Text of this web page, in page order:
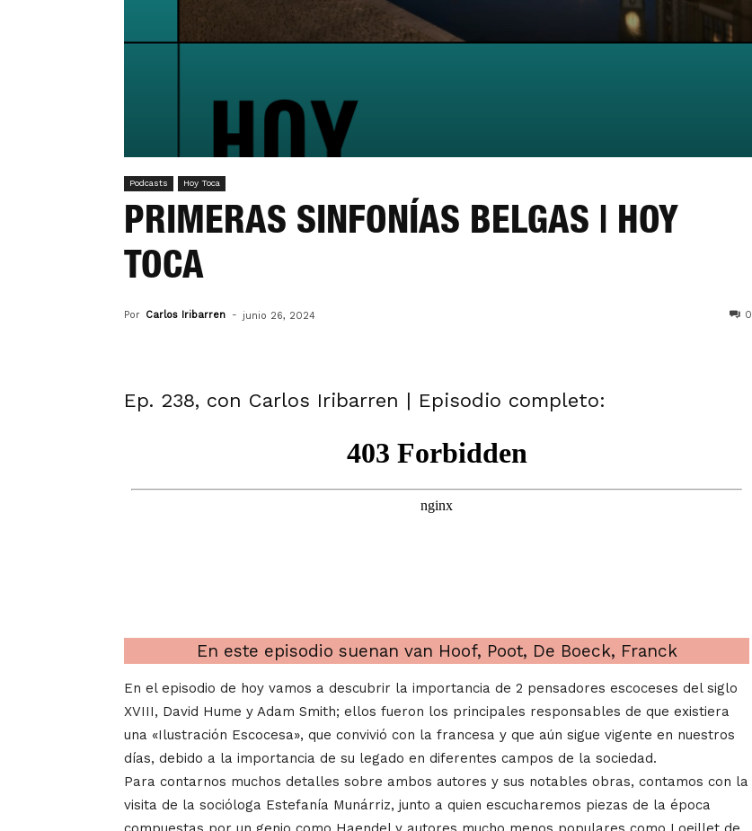
Podcasts Hoy Toca
PRIMERAS SINFONÍAS BELGAS | HOY
TOCA
Por Carlos Iribarren - junio 26, 2024 0
Ep. 238, con Carlos Iribarren | Episodio completo:
En este episodio suenan van Hoof, Poot, De Boeck, Franck
En el episodio de hoy vamos a descubrir la importancia de 2 pensadores escoceses del siglo
XVIII, David Hume y Adam Smith; ellos fueron los principales responsables de que existiera
una «Ilustración Escocesa», que convivió con la francesa y que aún sigue vigente en nuestros
días, debido a la importancia de su legado en diferentes campos de la sociedad.
Para contarnos muchos detalles sobre ambos autores y sus notables obras, contamos con la
visita de la socióloga Estefanía Munárriz, junto a quien escucharemos piezas de la época